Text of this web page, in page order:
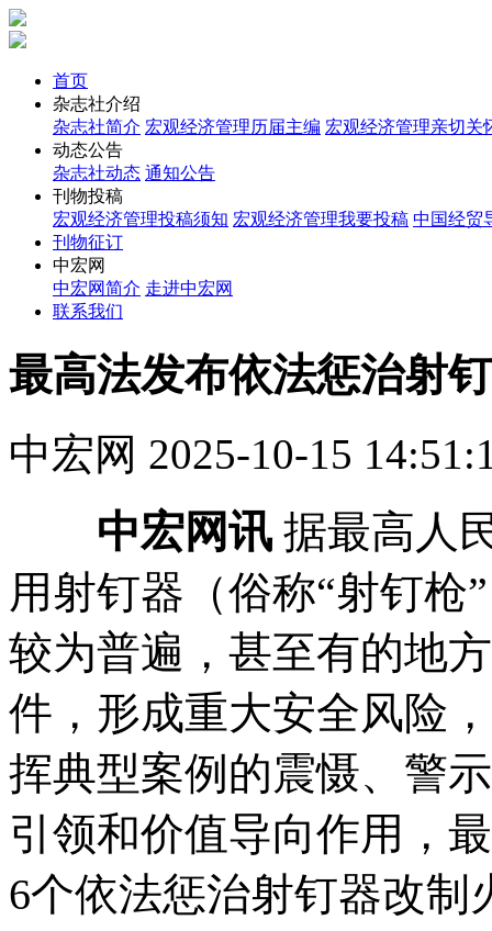
首页
杂志社介绍
杂志社简介 宏观经济管理历届主编 宏观经济管理亲切关
动态公告
杂志社动态 通知公告
刊物投稿
宏观经济管理投稿须知 宏观经济管理我要投稿 中国经贸
刊物征订
中宏网
中宏网简介 走进中宏网
联系我们
最高法发布依法惩治射
中宏网 2025-10-15
中宏网讯 据最高人
用射钉器（俗称“射钉枪
较为普遍，甚至有的地
件，形成重大安全风险
挥典型案例的震慑、警
引领和价值导向作用，
6个依法惩治射钉器改制